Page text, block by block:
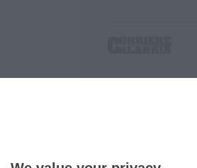
P.IVA.
Iscrizione